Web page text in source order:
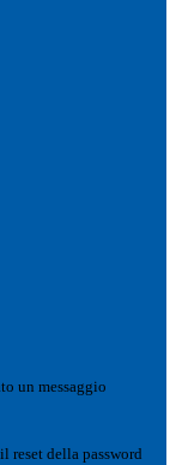
un messaggio
reset della password